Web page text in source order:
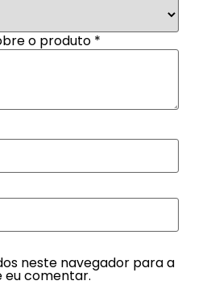
o produto *
neste navegador para a
eu comentar.